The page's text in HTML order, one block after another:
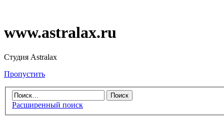
www.astralax.ru
Студия Astralax
Пропустить
Расширенный поиск